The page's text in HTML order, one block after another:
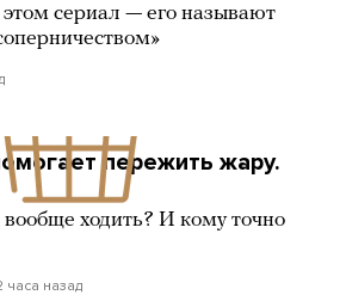
сериал — его называют
пережить жару.
ходить? И кому точно
часа назад